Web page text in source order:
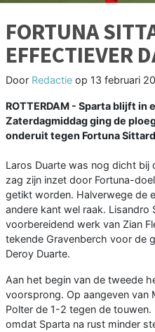
FORTUNA
EFFECTIEVER
Door Redactie op 13 februari
ROTTERDAM - Sparta blijft
Zaterdagmiddag ging de
onderuit tegen Fortuna
Laros Duarte was nog dicht bij
zag zijn inzet door Fortuna-
getikt worden. Halverwege de
andere kant wel raak. Lisandro
voorbereidend werk van Zian
tekende Gravenberch voor de
Deroy Duarte.
Aan het begin van de tweede
voorsprong. Op aangeven van
Polter de 1-2 tegen de
omdat Sparta na rust minder